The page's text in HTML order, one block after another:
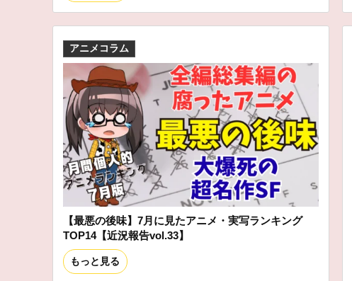
アニメコラム
【最悪の後味】7月に見たアニメ・実写ランキング
TOP14【近況報告vol.33】
もっと見る